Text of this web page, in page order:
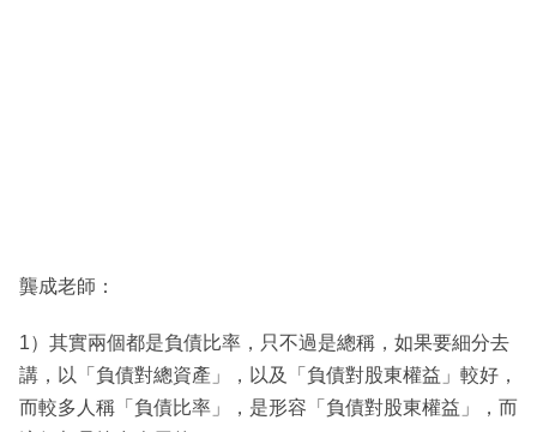
龔成老師：
1）其實兩個都是負債比率，只不過是總稱，如果要細分去
講，以「負債對總資產」，以及「負債對股東權益」較好，
而較多人稱「負債比率」，是形容「負債對股東權益」，而